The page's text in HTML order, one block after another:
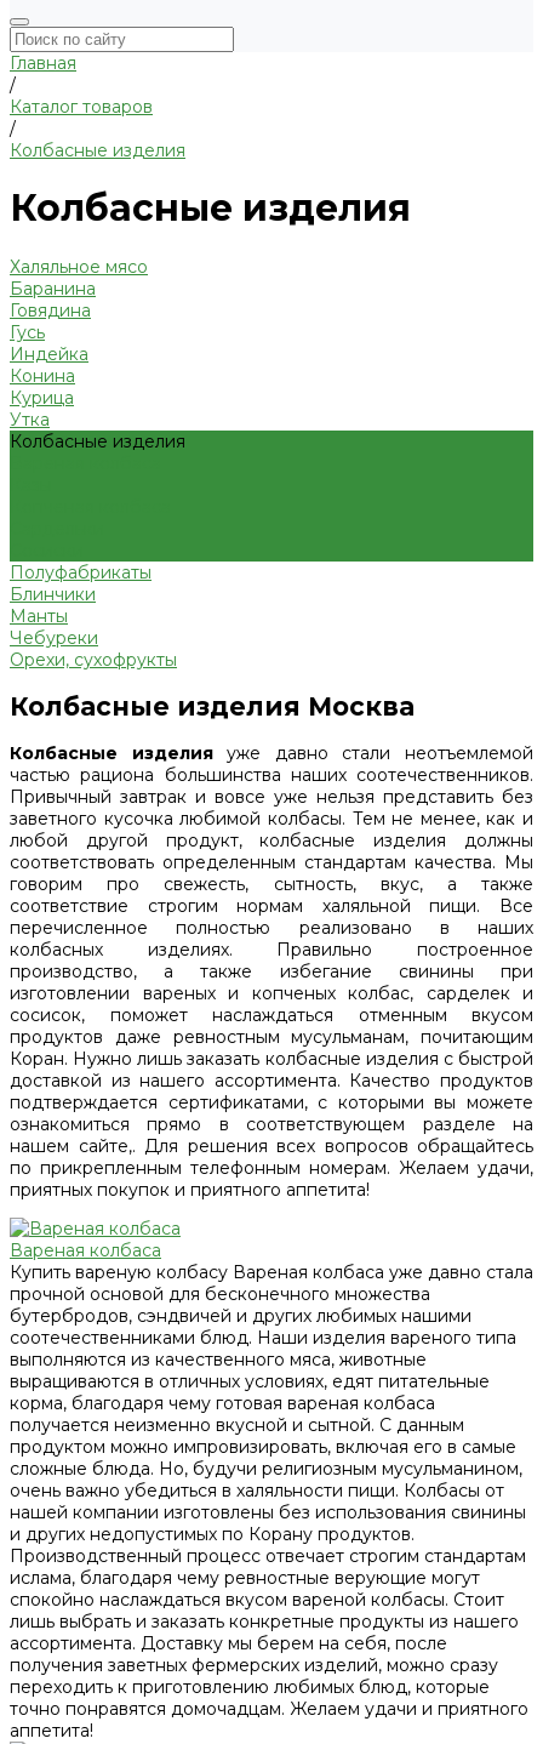
Главная
/
Каталог товаров
/
Колбасные изделия
Колбасные изделия
Халяльное мясо
Баранина
Говядина
Гусь
Индейка
Конина
Курица
Утка
Колбасные изделия
Полуфабрикаты
Блинчики
Манты
Чебуреки
Орехи, сухофрукты
Колбасные изделия Москва
Колбасные изделияуже давно стали неотъемлемой
частью рациона большинства наших соотечественников.
Привычный завтрак и вовсе уже нельзя представить без
заветного кусочка любимой колбасы. Тем не менее, как и
любой другой продукт, колбасные изделия должны
соответствовать определенным стандартам качества. Мы
говорим про свежесть, сытность, вкус, а также
соответствие строгим нормам халяльной пищи. Все
перечисленное полностью реализовано в наших
колбасных изделиях. Правильно построенное
производство, а также избегание свинины при
изготовлении вареных и копченых колбас, сарделек и
сосисок, поможет наслаждаться отменным вкусом
продуктов даже ревностным мусульманам, почитающим
Коран. Нужно лишь заказать колбасные изделия с быстрой
доставкой из нашего ассортимента. Качество продуктов
подтверждается сертификатами, с которыми вы можете
ознакомиться прямо в соответствующем разделе на
нашем сайте,. Для решения всех вопросов обращайтесь
по прикрепленным телефонным номерам. Желаем удачи,
приятных покупок и приятного аппетита!
Вареная колбаса
Купить вареную колбасу Вареная колбаса уже давно стала
прочной основой для бесконечного множества
бутербродов, сэндвичей и других любимых нашими
соотечественниками блюд. Наши изделия вареного типа
выполняются из качественного мяса, животные
выращиваются в отличных условиях, едят питательные
корма, благодаря чему готовая вареная колбаса
получается неизменно вкусной и сытной. С данным
продуктом можно импровизировать, включая его в самые
сложные блюда. Но, будучи религиозным мусульманином,
очень важно убедиться в халяльности пищи. Колбасы от
нашей компании изготовлены без использования свинины
и других недопустимых по Корану продуктов.
Производственный процесс отвечает строгим стандартам
ислама, благодаря чему ревностные верующие могут
спокойно наслаждаться вкусом вареной колбасы. Стоит
лишь выбрать и заказать конкретные продукты из нашего
ассортимента. Доставку мы берем на себя, после
получения заветных фермерских изделий, можно сразу
переходить к приготовлению любимых блюд, которые
точно понравятся домочадцам. Желаем удачи и приятного
аппетита!